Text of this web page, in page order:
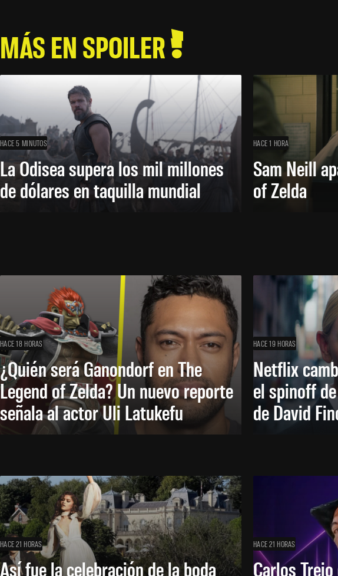
MÁS EN SPOILER
HACE 5 MINUTOS
La Odisea supera los mil millones
de dólares en taquilla mundial
HACE 1 HORA
Sam Neill
of Zelda
HACE 18 HORAS
¿Quién será Ganondorf en The
Legend of Zelda? Un nuevo reporte
señala al actor Uli Latukefu
HACE 19 HORAS
Netflix
el spinoff
de David
HACE 21 HORAS
Así fue la celebración de la boda
HACE 21 HORAS
Carlos